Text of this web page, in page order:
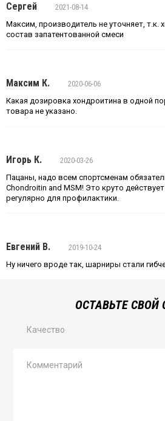
Сергей
2021-08-14
Максим, производитель не уточняет, т.к.
состав запатентованной смеси
Максим К.
2020-06-06
Какая дозировка хондроитина в одной
товара не указано.
Игорь К.
2020-03-26
Пацаны, надо всем спортсменам
Chondroitin and MSM! Это круто
регулярно для профилактики.
Евгений В.
2019-10-24
Ну ничего вроде так, шарниры стали
ОСТАВЬТЕ СВОЙ
Качество